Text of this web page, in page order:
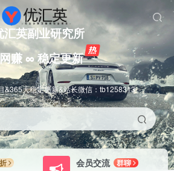
汇英副业研究所
赚 ∞ 稳定更新
&365天稳定更新&站长微信：tb1258313
会员交流
群聊